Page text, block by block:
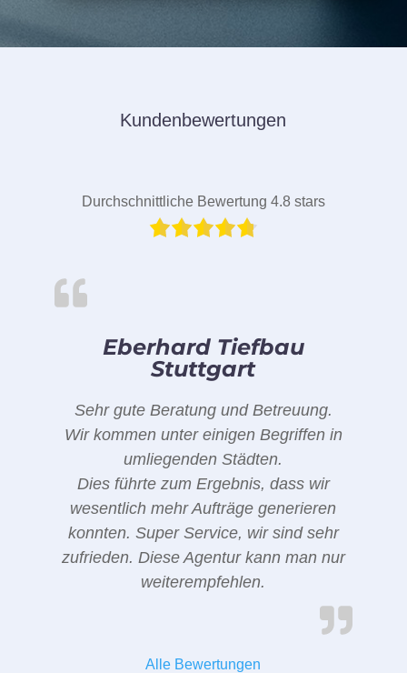
Kundenbewertungen
Durchschnittliche Bewertung 4.8 stars
Eberhard Tiefbau
Stuttgart
Sehr gute Beratung und Betreuung.
Wir kommen unter einigen Begriffen in
umliegenden Städten.
Dies führte zum Ergebnis, dass wir
wesentlich mehr Aufträge generieren
konnten. Super Service, wir sind sehr
zufrieden. Diese Agentur kann man nur
weiterempfehlen.
Alle Bewertungen